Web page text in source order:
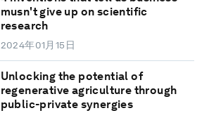
musn't give up on scientific
research
2024年01月15日
Unlocking the potential of
regenerative agriculture through
public-private synergies